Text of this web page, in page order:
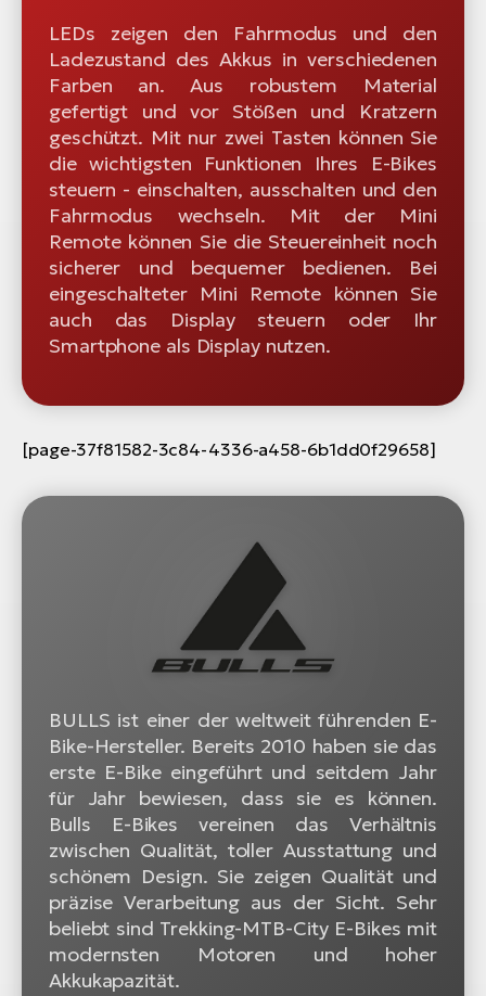
LEDs zeigen den Fahrmodus und den
Ladezustand des Akkus in verschiedenen
Farben an. Aus robustem Material
gefertigt und vor Stößen und Kratzern
geschützt. Mit nur zwei Tasten können Sie
die wichtigsten Funktionen Ihres E-Bikes
steuern - einschalten, ausschalten und den
Fahrmodus wechseln. Mit der Mini
Remote können Sie die Steuereinheit noch
sicherer und bequemer bedienen. Bei
eingeschalteter Mini Remote können Sie
auch das Display steuern oder Ihr
Smartphone als Display nutzen.
[page-37f81582-3c84-4336-a458-6b1dd0f29658]
BULLS ist einer der weltweit führenden E-
Bike-Hersteller. Bereits 2010 haben sie das
erste E-Bike eingeführt und seitdem Jahr
für Jahr bewiesen, dass sie es können.
Bulls E-Bikes vereinen das Verhältnis
zwischen Qualität, toller Ausstattung und
schönem Design. Sie zeigen Qualität und
präzise Verarbeitung aus der Sicht. Sehr
beliebt sind Trekking-MTB-City E-Bikes mit
modernsten Motoren und hoher
Akkukapazität.